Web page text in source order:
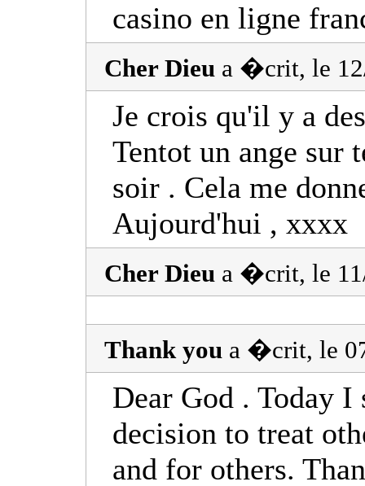
casino en ligne
Cher Dieu a �crit, le
Je crois qu'il y a
Tentot un ange sur
soir . Cela me
Aujourd'hui , xxxx
Cher Dieu a �crit, le
Thank you a �crit, le
Dear God . Today
decision to treat
and for others.